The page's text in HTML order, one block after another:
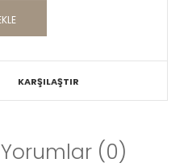
KARŞILAŞTIR
Yorumlar (0)